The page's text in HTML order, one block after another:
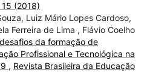
(2018)
Luiz Mário Lopes Cardoso,
Ferreira de Lima , Flávio Coelho
da formação de
Profissional e Tecnológica na
, Revista Brasileira da Educação